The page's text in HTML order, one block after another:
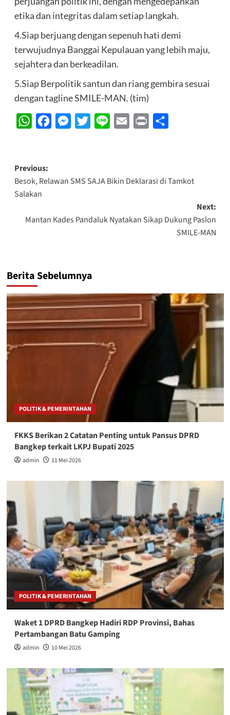
etika dan integritas dalam setiap langkah.
4.Siap berjuang dengan sepenuh hati demi
terwujudnya Banggai Kepulauan yang lebih maju,
sejahtera dan berkeadilan.
5.Siap Berpolitik santun dan riang gembira sesuai
dengan tagline SMILE-MAN. (tim)
WhatsAppFacebookMessenger
Twitter Line Email Print
Post
navigation
Previous:
Besok, Relawan SMS SAJA Bikin Deklarasi di Tamkot
Salakan
Next:
Mantan Kades Pandaluk Nyatakan Sikap Dukung Paslon
SMILE-MAN
Berita Sebelumnya
POLITIK & PEMERINTAHAN
FKKS Berikan 2 Catatan Penting untuk Pansus DPRD
Bangkep terkait LKPJ Bupati 2025
admin 11 Mei 2026
POLITIK & PEMERINTAHAN
Waket 1 DPRD Bangkep Hadiri RDP Provinsi, Bahas
Pertambangan Batu Gamping
admin 10 Mei 2026